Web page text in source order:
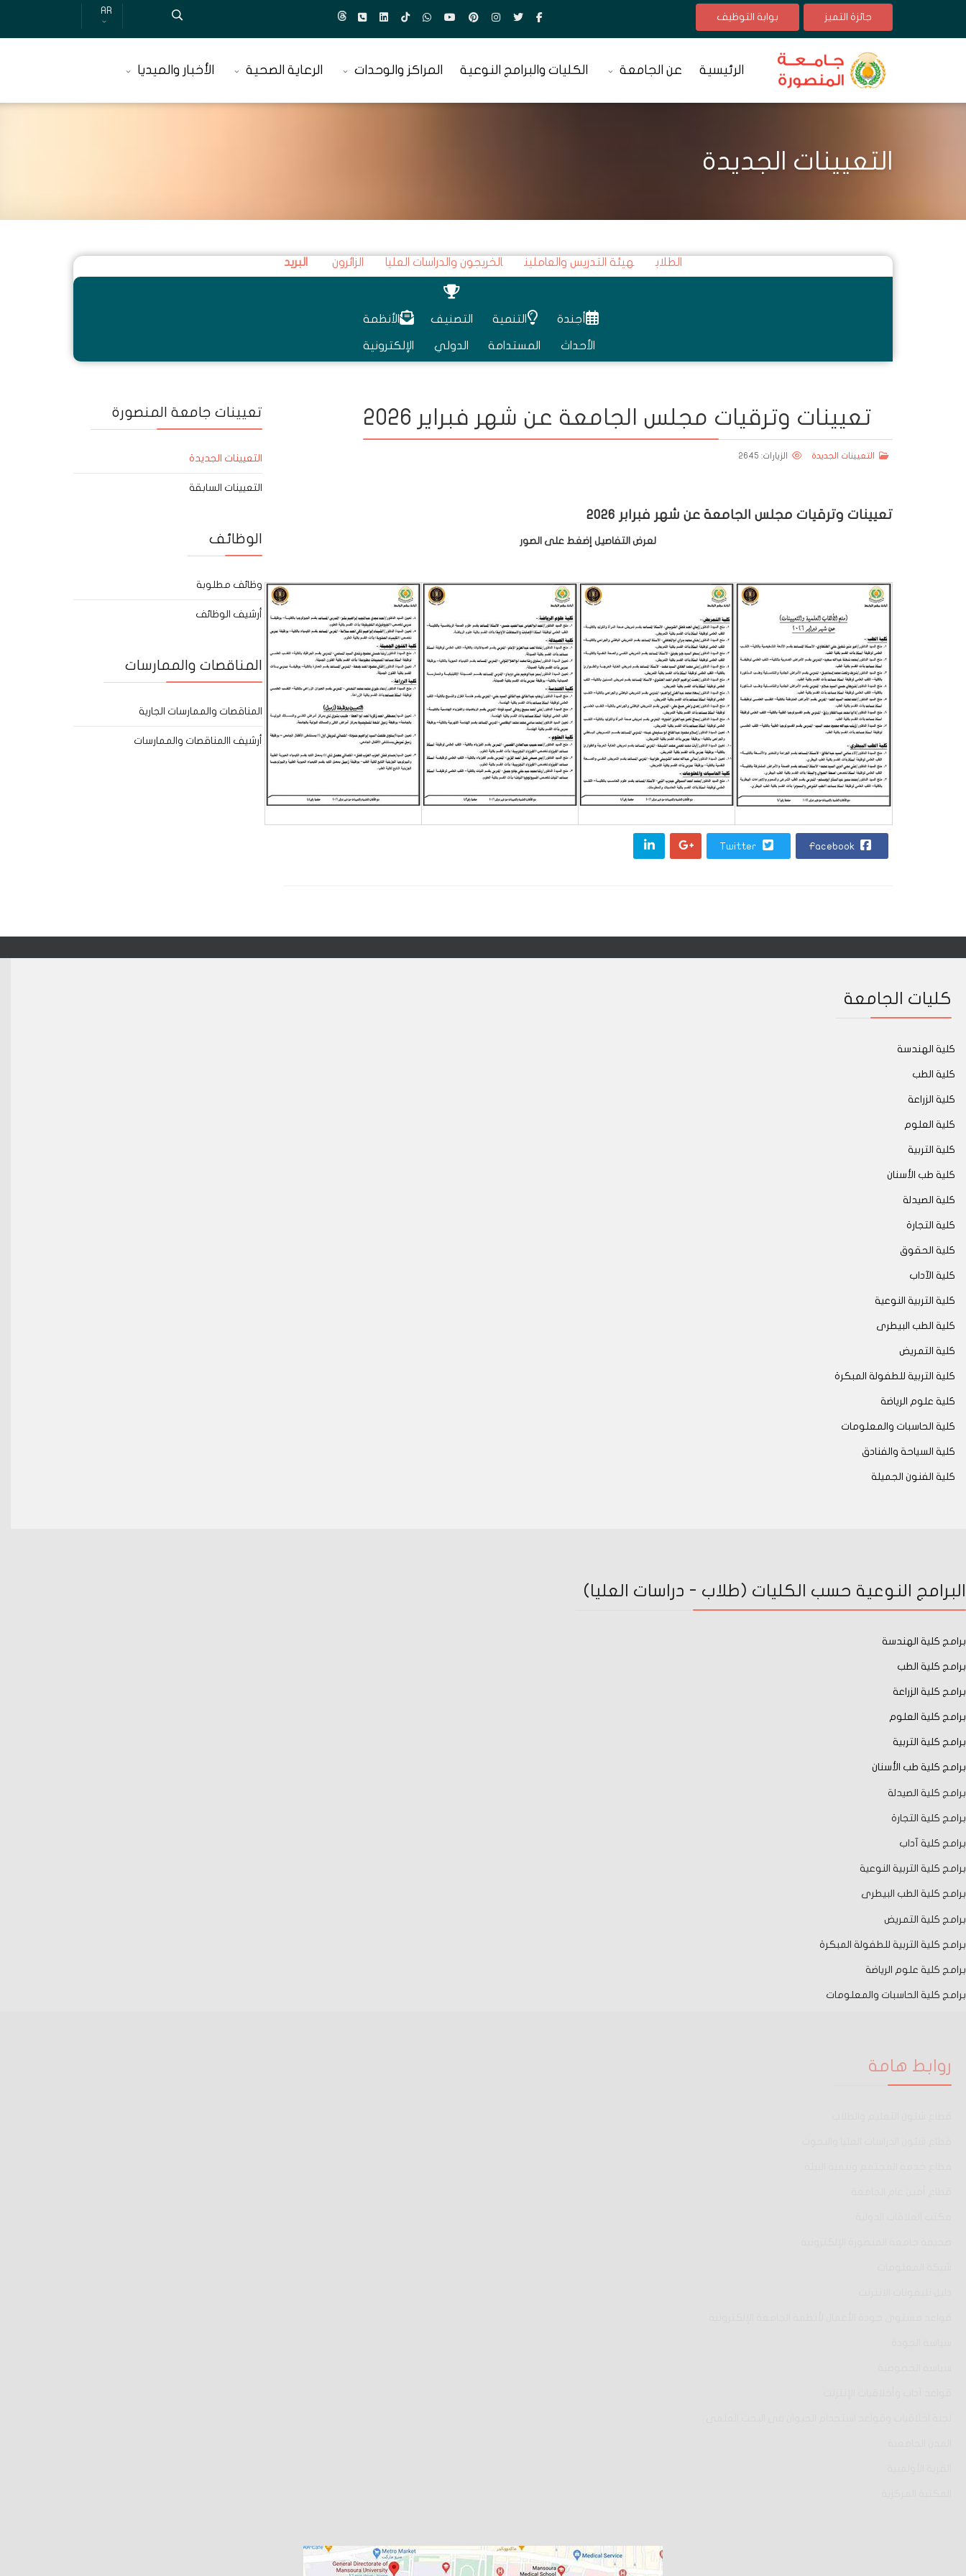
جائزة التميز بوابة التوظيف
AR
الرئيسية عن الجامعة الكليات والبرامج النوعية المراكز والوحدات الرعاية الصحية الأخبار والميديا
التعيينات الجديدة
الطلاب هيئة التدريس والعاملين الخريجون والدراسات العليا الزائرون البريد
أجندة
الأحداث
التنمية
المستدامة
التصنيف
الدولي
الأنظمة
الإلكترونية
تعيينات وترقيات مجلس الجامعة عن شهر فبراير 2026
التعيينات الجديدة الزيارات: 2645
تعيينات وترقيات مجلس الجامعة عن شهر فبرابر 2026
لعرض التفاصيل إضغط على الصور
تعيينات جامعة المنصورة
التعيينات الجديدة
التعيينات السابقة
الوظائف
وظائف مطلوبة
أرشيف الوظائف
المناقصات والممارسات
المناقصات والممارسات الجارية
أرشيف االمناقصات والممارسات
كليات الجامعة
كلية الهندسة
كلية الطب
كلية الزراعة
كلية العلوم
كلية التربية
كلية طب الأسنان
كلية الصيدلة
كلية التجارة
كلية الحقوق
كلية الآداب
كلية التربية النوعية
كلية الطب البيطرى
كلية التمريض
كلية التربية للطفولة المبكرة
كلية علوم الرياضة
كلية الحاسبات والمعلومات
كلية السياحة والفنادق
كلية الفنون الجميلة
البرامج النوعية حسب الكليات (طلاب - دراسات العليا)
برامج كلية الهندسة
برامج كلية الطب
برامج كلية الزراعة
برامج كلية العلوم
برامج كلية التربية
برامج كلية طب الأسنان
برامج كلية الصيدلة
برامج كلية التجارة
برامج كلية آداب
برامج كلية التربية النوعية
برامج كلية الطب البيطرى
برامج كلية التمريض
برامج كلية التربية للطفولة المبكرة
برامج كلية علوم الرياضة
برامج كلية الحاسبات والمعلومات
روابط هامة